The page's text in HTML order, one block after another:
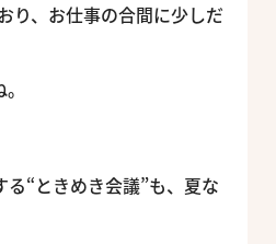
り、お仕事の合間に少しだ
“ときめき会議”も、夏な